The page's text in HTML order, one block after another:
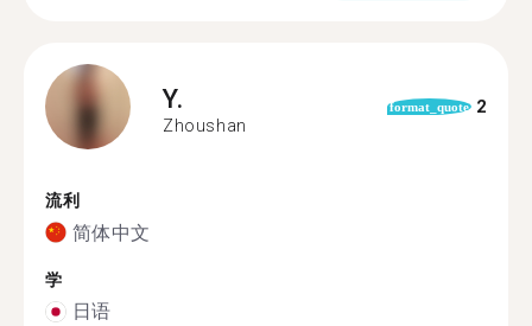
Y.
Zhoushan
format_quote 2
流利
简体中文
学
日语